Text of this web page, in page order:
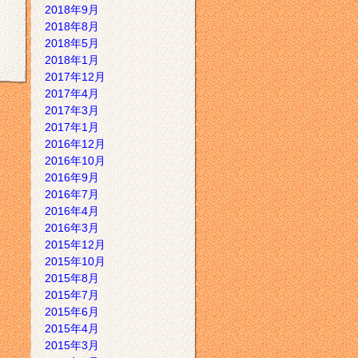
2018年9月
2018年8月
2018年5月
2018年1月
2017年12月
2017年4月
2017年3月
2017年1月
2016年12月
2016年10月
2016年9月
2016年7月
2016年4月
2016年3月
2015年12月
2015年10月
2015年8月
2015年7月
2015年6月
2015年4月
2015年3月